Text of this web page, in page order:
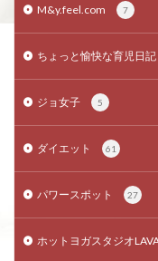
M&y.feel.com 7
ちょっと愉快な育児日記
ジョ女子 5
ダイエット 61
パワースポット 27
ホットヨガスタジオ